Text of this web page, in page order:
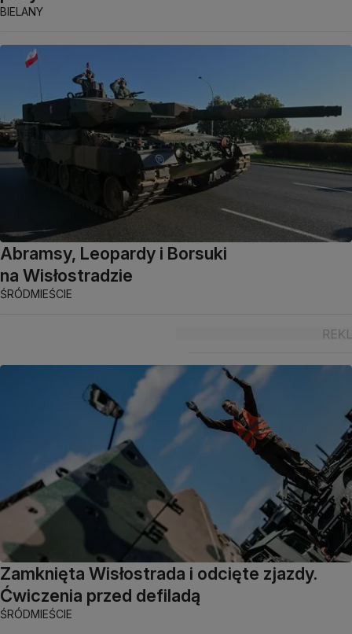
BIELANY
Abramsy, Leopardy i Borsuki
na Wisłostradzie
ŚRÓDMIEŚCIE
Zamknięta Wisłostrada i odcięte zjazdy.
Ćwiczenia przed defiladą
ŚRÓDMIEŚCIE